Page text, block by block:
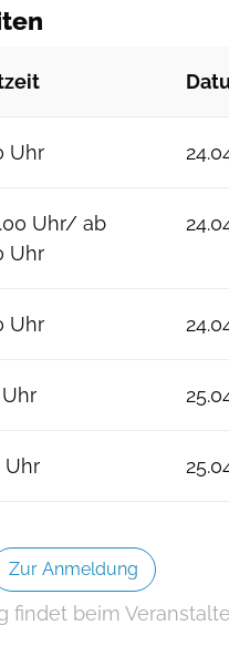
Uhr
Uhr/ ab
Uhr
Uhr
Uhr
Zur Anmeldung
findet beim